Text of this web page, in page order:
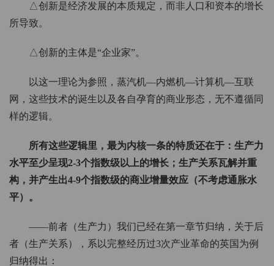
△创新是经济发展的本质规定，而非人口和资本的增长
所导致。
△创新的主体是“企业家”。
以这一理论为参照，蒸汽机—内燃机—计算机—互联
网，这些技术的诞生以及各自孕育的商业形态，无不遵循同
样的逻辑。
所有这些逻辑里，最为内核一条的特质还在于：生产力
水平至少呈现2-3个指数级以上的增长；生产关系瓦解并重
构，并产生出4-9个指数级的商业增量效应 （不考虑通胀水
平）
。
——前者（生产力）我们已经在第一章节归纳，关于后
者（生产关系），系以完整经历过3次产业革命的英国为例
归纳得出：